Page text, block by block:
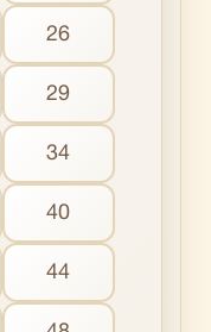
26
29
34
40
44